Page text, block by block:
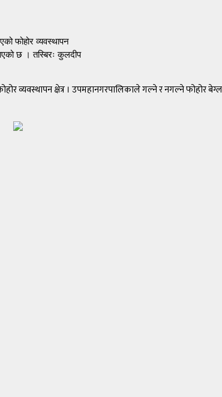
फोहोर व्यवस्थापन
छ । तस्बिरः कुलदीप
व्यवस्थापन क्षेत्र । उपमहानगरपालिकाले गल्ने र नगल्ने फोहोर